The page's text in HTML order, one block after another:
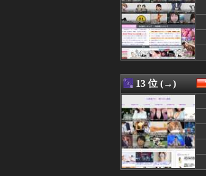
08/08 12:20
08/08 12:18
08/08 12:15
08/08 12:12
08/08 12:10
08/08 12:09
08/08 12:03
08/08 12:03
08/08 12:01
08/08 12:01
08/08 12:01
08/08 12:00
08/08 12:00
08/08 11:40
08/08 11:39
13 位 (→)